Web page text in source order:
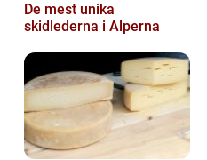
De mest unika
skidlederna i Alperna